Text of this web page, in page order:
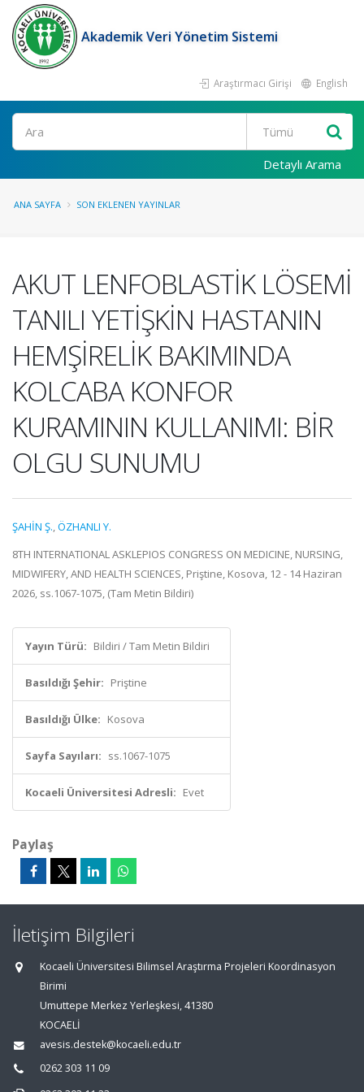
Akademik Veri Yönetim Sistemi
Araştırmacı Girişi English
Ara
Detaylı Arama
ANA SAYFA SON EKLENEN YAYINLAR
AKUT LENFOBLASTİK LÖSEMİ
TANILI YETİŞKİN HASTANIN
HEMŞİRELİK BAKIMINDA
KOLCABA KONFOR
KURAMININ KULLANIMI: BİR
OLGU SUNUMU
ŞAHİN Ş.,ÖZHANLI Y.
8TH INTERNATIONAL ASKLEPIOS CONGRESS ON MEDICINE, NURSING,
MIDWIFERY, AND HEALTH SCIENCES, Priştine, Kosova, 12 - 14 Haziran
2026, ss.1067-1075, (Tam Metin Bildiri)
Yayın Türü: Bildiri / Tam Metin Bildiri
Basıldığı Şehir: Priştine
Basıldığı Ülke: Kosova
Sayfa Sayıları: ss.1067-1075
Kocaeli Üniversitesi Adresli: Evet
Paylaş
İletişim Bilgileri
Kocaeli Üniversitesi Bilimsel Araştırma Projeleri Koordinasyon
Birimi
Umuttepe Merkez Yerleşkesi, 41380
KOCAELİ
avesis.destek@kocaeli.edu.tr
0262 303 11 09